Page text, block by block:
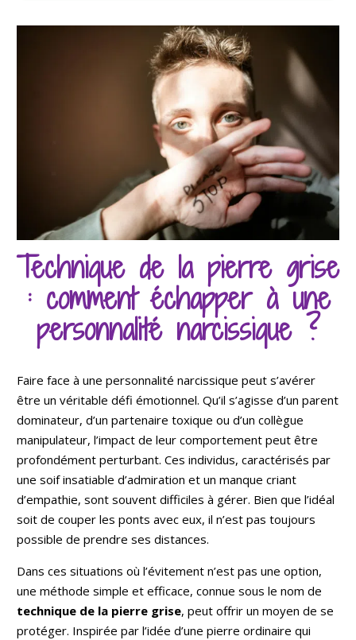
Technique de la pierre grise
: comment échapper à une
personnalité narcissique ?
Faire face à une personnalité narcissique peut s’avérer
être un véritable défi émotionnel. Qu’il s’agisse d’un parent
dominateur, d’un partenaire toxique ou d’un collègue
manipulateur, l’impact de leur comportement peut être
profondément perturbant. Ces individus, caractérisés par
une soif insatiable d’admiration et un manque criant
d’empathie, sont souvent difficiles à gérer. Bien que l’idéal
soit de couper les ponts avec eux, il n’est pas toujours
possible de prendre ses distances.
Dans ces situations où l’évitement n’est pas une option,
une méthode simple et efficace, connue sous le nom de
technique de la pierre grise, peut offrir un moyen de se
protéger. Inspirée par l’idée d’une pierre ordinaire qui